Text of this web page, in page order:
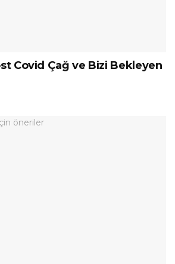
Covid Çağ ve Bizi Bekleyen